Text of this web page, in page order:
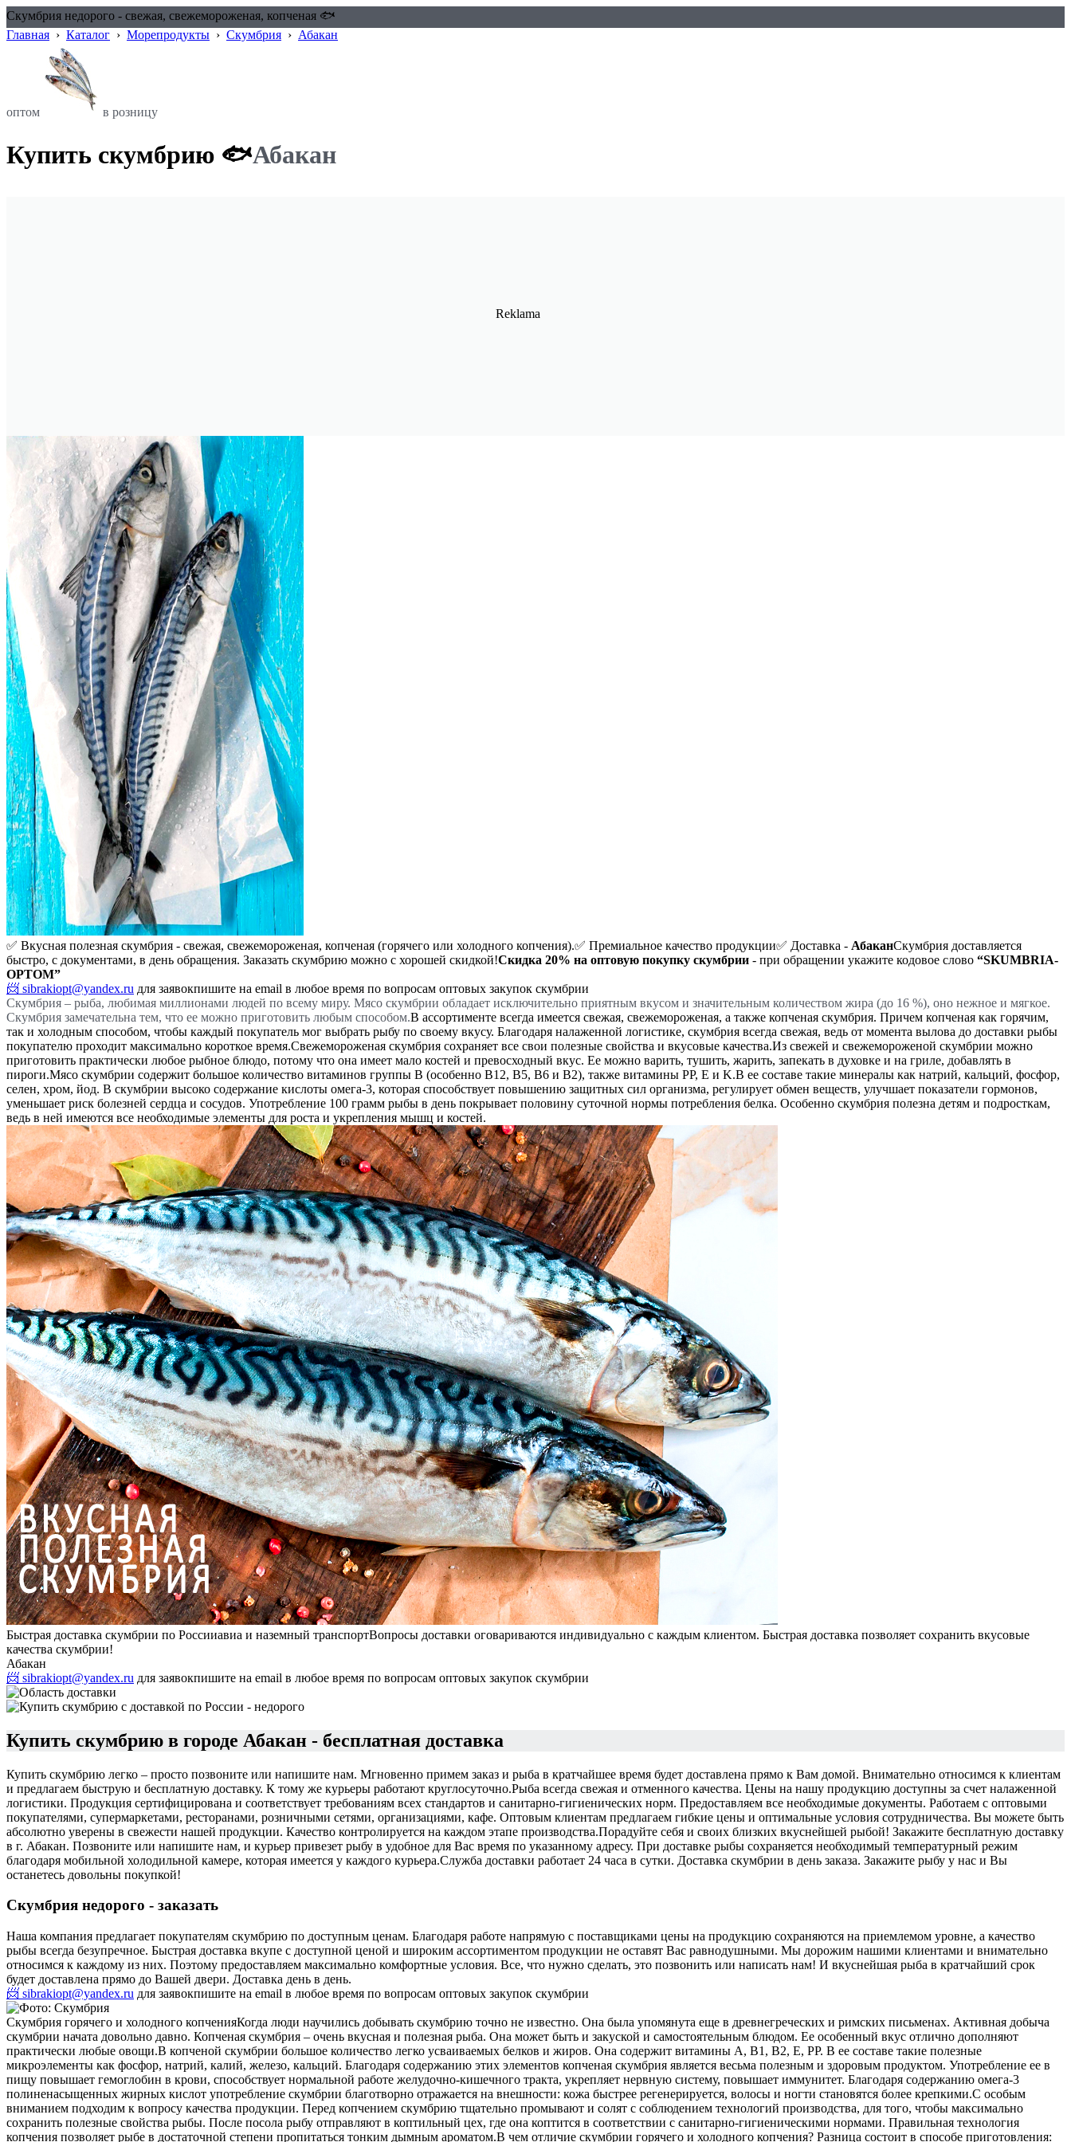
Скумбрия недорого - свежая, свежемороженая, копченая 🐟
Главная › Каталог › Морепродукты › Скумбрия › Абакан
оптом в розницу
Купить скумбрию 🐟Абакан
✅ Вкусная полезная скумбрия - свежая, свежемороженая, копченая (горячего или холодного копчения).✅ Премиальное качество продукции✅ Доставка - АбаканСкумбрия доставляется
быстро, с документами, в день обращения. Заказать скумбрию можно с хорошей скидкой!Скидка 20% на оптовую покупку скумбрии - при обращении укажите кодовое слово “SKUMBRIA-
OPTOM”
📨 sibrakiopt@yandex.ru для заявокпишите на email в любое время по вопросам оптовых закупок скумбрии
Скумбрия – рыба, любимая миллионами людей по всему миру. Мясо скумбрии обладает исключительно приятным вкусом и значительным количеством жира (до 16 %), оно нежное и мягкое.
Скумбрия замечательна тем, что ее можно приготовить любым способом.В ассортименте всегда имеется свежая, свежемороженая, а также копченая скумбрия. Причем копченая как горячим,
так и холодным способом, чтобы каждый покупатель мог выбрать рыбу по своему вкусу. Благодаря налаженной логистике, скумбрия всегда свежая, ведь от момента вылова до доставки рыбы
покупателю проходит максимально короткое время.Свежемороженая скумбрия сохраняет все свои полезные свойства и вкусовые качества.Из свежей и свежемороженой скумбрии можно
приготовить практически любое рыбное блюдо, потому что она имеет мало костей и превосходный вкус. Ее можно варить, тушить, жарить, запекать в духовке и на гриле, добавлять в
пироги.Мясо скумбрии содержит большое количество витаминов группы В (особенно В12, В5, В6 и В2), также витамины РР, E и K.В ее составе такие минералы как натрий, кальций, фосфор,
селен, хром, йод. В скумбрии высоко содержание кислоты омега-3, которая способствует повышению защитных сил организма, регулирует обмен веществ, улучшает показатели гормонов,
уменьшает риск болезней сердца и сосудов. Употребление 100 грамм рыбы в день покрывает половину суточной нормы потребления белка. Особенно скумбрия полезна детям и подросткам,
ведь в ней имеются все необходимые элементы для роста и укрепления мышц и костей.
Быстрая доставка скумбрии по Россииавиа и наземный транспортВопросы доставки оговариваются индивидуально с каждым клиентом. Быстрая доставка позволяет сохранить вкусовые
качества скумбрии!
Абакан
📨 sibrakiopt@yandex.ru для заявокпишите на email в любое время по вопросам оптовых закупок скумбрии
Купить скумбрию в городе Абакан - бесплатная доставка
Купить скумбрию легко – просто позвоните или напишите нам. Мгновенно примем заказ и рыба в кратчайшее время будет доставлена прямо к Вам домой. Внимательно относимся к клиентам
и предлагаем быструю и бесплатную доставку. К тому же курьеры работают круглосуточно.Рыба всегда свежая и отменного качества. Цены на нашу продукцию доступны за счет налаженной
логистики. Продукция сертифицирована и соответствует требованиям всех стандартов и санитарно-гигиенических норм. Предоставляем все необходимые документы. Работаем с оптовыми
покупателями, супермаркетами, ресторанами, розничными сетями, организациями, кафе. Оптовым клиентам предлагаем гибкие цены и оптимальные условия сотрудничества. Вы можете быть
абсолютно уверены в свежести нашей продукции. Качество контролируется на каждом этапе производства.Порадуйте себя и своих близких вкуснейшей рыбой! Закажите бесплатную доставку
в г. Абакан. Позвоните или напишите нам, и курьер привезет рыбу в удобное для Вас время по указанному адресу. При доставке рыбы сохраняется необходимый температурный режим
благодаря мобильной холодильной камере, которая имеется у каждого курьера.Служба доставки работает 24 часа в сутки. Доставка скумбрии в день заказа. Закажите рыбу у нас и Вы
останетесь довольны покупкой!
Скумбрия недорого - заказать
Наша компания предлагает покупателям скумбрию по доступным ценам. Благодаря работе напрямую с поставщиками цены на продукцию сохраняются на приемлемом уровне, а качество
рыбы всегда безупречное. Быстрая доставка вкупе с доступной ценой и широким ассортиментом продукции не оставят Вас равнодушными. Мы дорожим нашими клиентами и внимательно
относимся к каждому из них. Поэтому предоставляем максимально комфортные условия. Все, что нужно сделать, это позвонить или написать нам! И вкуснейшая рыба в кратчайший срок
будет доставлена прямо до Вашей двери. Доставка день в день.
📨 sibrakiopt@yandex.ru для заявокпишите на email в любое время по вопросам оптовых закупок скумбрии
Скумбрия горячего и холодного копченияКогда люди научились добывать скумбрию точно не известно. Она была упомянута еще в древнегреческих и римских письменах. Активная добыча
скумбрии начата довольно давно. Копченая скумбрия – очень вкусная и полезная рыба. Она может быть и закуской и самостоятельным блюдом. Ее особенный вкус отлично дополняют
практически любые овощи.В копченой скумбрии большое количество легко усваиваемых белков и жиров. Она содержит витамины А, В1, В2, Е, РР. В ее составе такие полезные
микроэлементы как фосфор, натрий, калий, железо, кальций. Благодаря содержанию этих элементов копченая скумбрия является весьма полезным и здоровым продуктом. Употребление ее в
пищу повышает гемоглобин в крови, способствует нормальной работе желудочно-кишечного тракта, укрепляет нервную систему, повышает иммунитет. Благодаря содержанию омега-3
полиненасыщенных жирных кислот употребление скумбрии благотворно отражается на внешности: кожа быстрее регенерируется, волосы и ногти становятся более крепкими.С особым
вниманием подходим к вопросу качества продукции. Перед копчением скумбрию тщательно промывают и солят с соблюдением технологий производства, для того, чтобы максимально
сохранить полезные свойства рыбы. После посола рыбу отправляют в коптильный цех, где она коптится в соответствии с санитарно-гигиеническими нормами. Правильная технология
копчения позволяет рыбе в достаточной степени пропитаться тонким дымным ароматом.В чем отличие скумбрии горячего и холодного копчения? Разница состоит в способе приготовления: